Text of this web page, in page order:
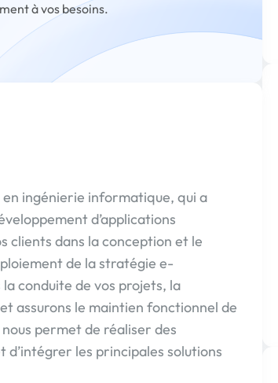
à vos besoins.
ingénierie informatique, qui a
d’applications
clients dans la conception et le
de la stratégie e-
conduite de vos projets, la
assurons le maintien fonctionnel de
permet de réaliser des
d’intégrer les principales solutions